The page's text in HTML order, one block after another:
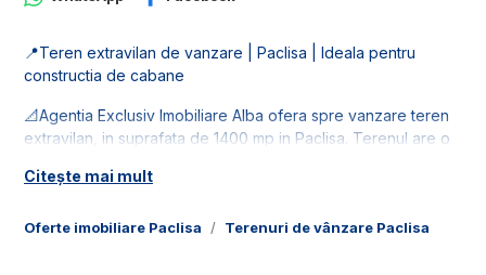
Oferte imobiliare Paclisa Terenuri de vânzare Paclisa
📍Teren extravilan de vanzare | Paclisa | Ideala pentru
constructia de cabane
📐Agentia Exclusiv Imobiliare Alba ofera spre vanzare teren
extravilan, in suprafata de 1400 mp in Paclisa. Terenul are o
Citește mai mult